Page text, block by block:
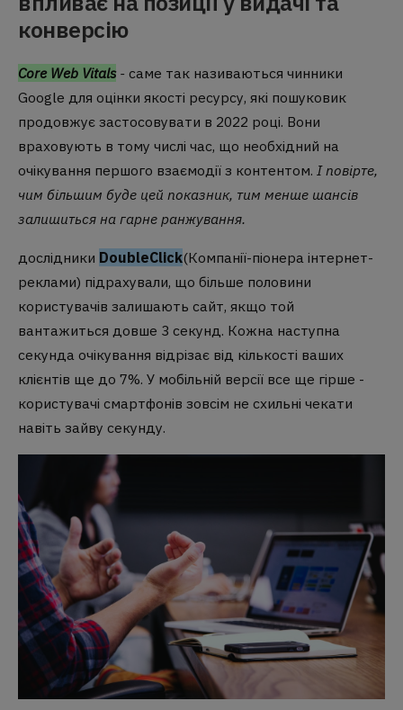
конверсію
Core Web Vitals- саме так називаються чинники
Google для оцінки якості ресурсу, які пошуковик
продовжує застосовувати в 2022 році. Вони
враховують в тому числі час, що необхідний на
очікування першого взаємодії з контентом. І повірте,
чим більшим буде цей показник, тим менше шансів
залишиться на гарне ранжування.
дослідники DoubleClick(Компанії-піонера інтернет-
реклами) підрахували, що більше половини
користувачів залишають сайт, якщо той
вантажиться довше 3 секунд. Кожна наступна
секунда очікування відрізає від кількості ваших
клієнтів ще до 7%. У мобільній версії все ще гірше -
користувачі смартфонів зовсім не схильні чекати
навіть зайву секунду.